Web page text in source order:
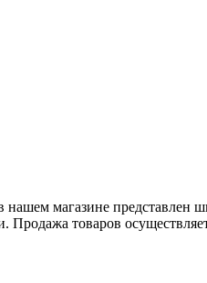
магазине представлен
товаров